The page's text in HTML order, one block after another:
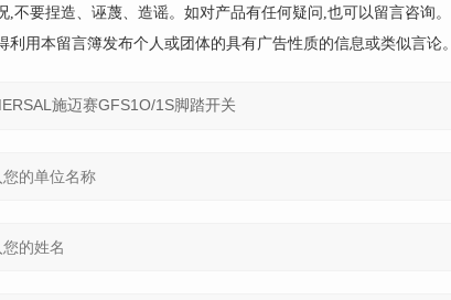
,不要捏造、诬蔑、造谣。如对产品有任何疑问,也可以留言咨询。
利用本留言簿发布个人或团体的具有广告性质的信息或类似言论。